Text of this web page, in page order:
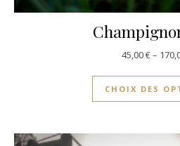
45,00€–
CHOIX DES